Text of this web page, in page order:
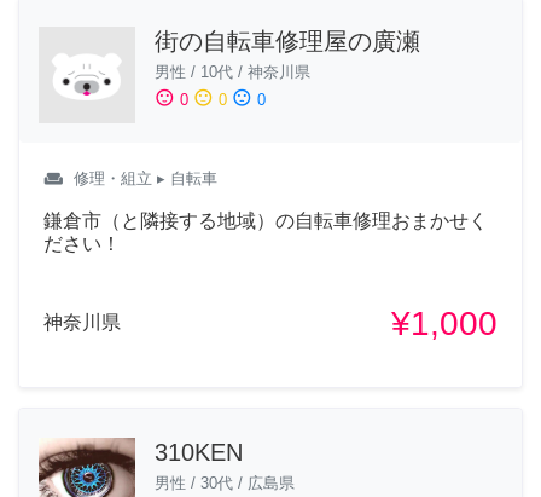
街の自転車修理屋の廣瀬
男性 / 10代 / 神奈川県
sentiment_satisfied 0 sentiment_neutral 0 sentiment_dissatisfied 0
weekend 修理・組立 ▸ 自転車
鎌倉市（と隣接する地域）の自転車修理おまかせく
ださい！
神奈川県 ¥1,000
310KEN
男性 / 30代 / 広島県